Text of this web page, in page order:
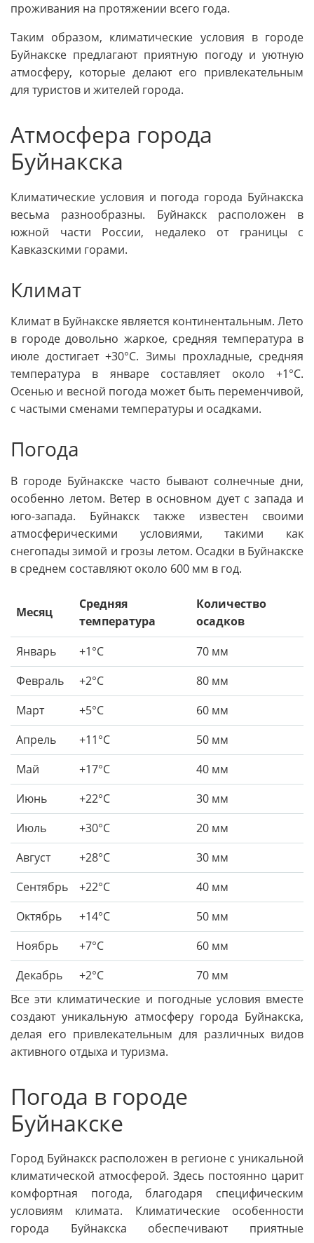
проживания на протяжении всего года.
Таким образом, климатические условия в городе
Буйнакске предлагают приятную погоду и уютную
атмосферу, которые делают его привлекательным
для туристов и жителей города.
Атмосфера города
Буйнакска
Климатические условия и погода города Буйнакска
весьма разнообразны. Буйнакск расположен в
южной части России, недалеко от границы с
Кавказскими горами.
Климат
Климат в Буйнакске является континентальным. Лето
в городе довольно жаркое, средняя температура в
июле достигает +30°C. Зимы прохладные, средняя
температура в январе составляет около +1°C.
Осенью и весной погода может быть переменчивой,
с частыми сменами температуры и осадками.
Погода
В городе Буйнакске часто бывают солнечные дни,
особенно летом. Ветер в основном дует с запада и
юго-запада. Буйнакск также известен своими
атмосферическими условиями, такими как
снегопады зимой и грозы летом. Осадки в Буйнакске
в среднем составляют около 600 мм в год.
Месяц
Средняя
температура
Количество
осадков
Январь
+1°C
70 мм
Февраль
+2°C
80 мм
Март
+5°C
60 мм
Апрель
+11°C
50 мм
Май
+17°C
40 мм
Июнь
+22°C
30 мм
Июль
+30°C
20 мм
Август
+28°C
30 мм
Сентябрь
+22°C
40 мм
Октябрь
+14°C
50 мм
Ноябрь
+7°C
60 мм
Декабрь
+2°C
70 мм
Все эти климатические и погодные условия вместе
создают уникальную атмосферу города Буйнакска,
делая его привлекательным для различных видов
активного отдыха и туризма.
Погода в городе
Буйнакске
Город Буйнакск расположен в регионе с уникальной
климатической атмосферой. Здесь постоянно царит
комфортная погода, благодаря специфическим
условиям климата. Климатические особенности
города Буйнакска обеспечивают приятные